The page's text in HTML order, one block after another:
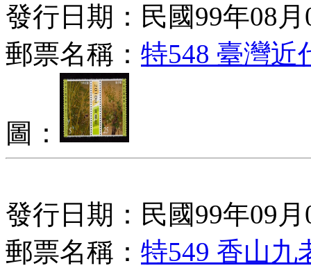
發行日期：民國99年08月
郵票名稱： 特548 臺灣近
圖：
發行日期：民國99年09月
郵票名稱： 特549 香山九